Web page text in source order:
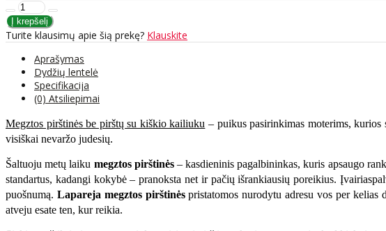
Turite klausimų apie šią prekę? Klauskite
Aprašymas
Dydžių lentelė
Specifikacija
(0) Atsiliepimai
Megztos pirštinės be pirštų su kiškio kailiuku – puikus pasirinkimas moterims,
visiškai nevaržo judesių.
Šaltuoju metų laiku megztos pirštinės– kasdieninis pagalbininkas, kuris apsaugo
standartus, kadangi kokybė – pranoksta net ir pačių išrankiausių poreikius.
puošnumą. Lapareja megztos pirštinėspristatomos nurodytu adresu vos per kelias
atveju esate ten, kur reikia.